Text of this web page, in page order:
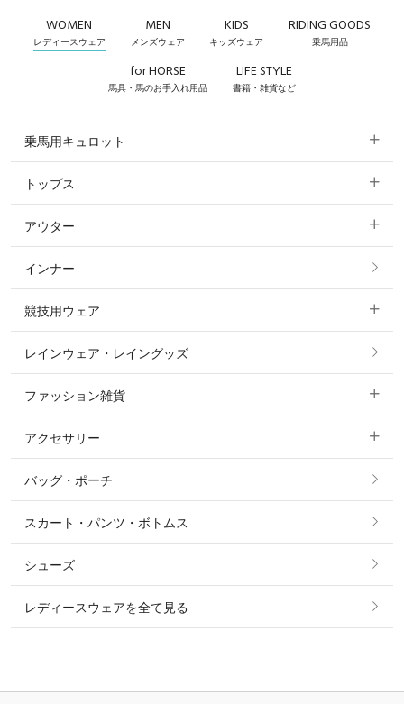
WOMEN
レディースウェア
MEN
メンズウェア
KIDS
キッズウェア
RIDING GOODS
乗馬用品
for HORSE
馬具・馬のお手入れ用品
LIFE STYLE
書籍・雑貨など
乗馬用キュロット
すべてのキュロット
フルグリップ・尻革 キュロット
ニーグリップ・膝革 キュロット
トップス
すべてのトップス
ポロシャツ
カットソー・Tシャツ・タンクトップ
パーカー・トレーナー・スウェット
ニット・セーター
シャツ・ブラウス・ワンピース
アウター
すべてのアウター
コート
ジャケット・ブルゾン
その他 アウター
インナー
競技用ウェア
すべての競技用ウェア
ショージャケット
ショーシャツ
レインウェア・レイングッズ
ファッション雑貨
すべてのファッション雑貨
ソックス
ベルト
マフラー・スカーフ・ストール・スヌード
アクセサリー
すべてのアクセサリー
リング
ピアス・イヤリング
バッグ・ポーチ
スカート・パンツ・ボトムス
シューズ
レディースウェアを全て見る